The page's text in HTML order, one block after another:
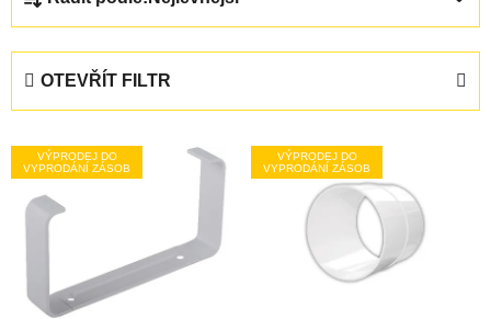
n
p
r
o
OTEVŘÍT FILTR
V
ý
p
VÝPRODEJ DO
VYPRODÁNÍ ZÁSOB
VÝPRODEJ DO
VYPRODÁNÍ ZÁSOB